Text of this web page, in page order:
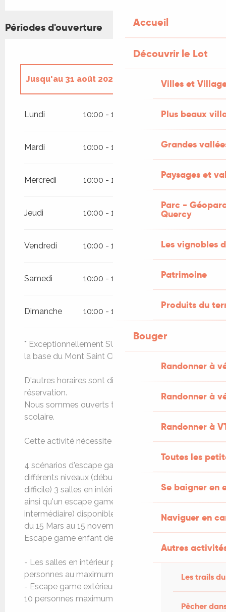
Accueil
Découvrir le Lot
Villes et
Plus beaux
Grandes
Paysages et
Parc -
Quercy
Les vignobles
Patrimoine
Produits du
Bouger
Randonner à
Randonner à
Randonner à
Toutes les
Se baigner en
Naviguer en
Autres
Les trails
Pêcher
Périodes d'ouverture
Jusqu'au 31 août 2026
Lundi 10:00 - 19:00
Mardi 10:00 - 19:00
Mercredi 10:00 - 19:00
Jeudi 10:00 - 19:00
Vendredi 10:00 - 19:00
Samedi 10:00 - 19:00
Dimanche 10:00 - 19:00
* Exceptionnellement SUR RESERVATION pour
la base du Mont Saint Cirq en 2025.
D'autres horaires sont disponibles sur
réservation.
Nous sommes ouverts tous les jours en période
scolaire.
Cette activité nécessite une réservation.
4 scénarios d'escape game disponibles,
différents niveaux (débutant, intermédiaire,
difficile) 3 salles en intérieur
ainsi qu'un escape game extérieur (niveau
intermédiaire) disponible SUR RÉSERVATION
du 15 Mars au 15 novembre.
Escape game enfant de 4 à 10 enfants
- Les salles en intérieur peuvent accueillir 6
personnes au maximum.
- Escape game extérieur 4 personnes minimum,
10 personnes maximum.